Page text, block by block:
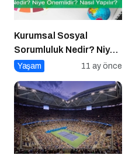
Kurumsal Sosyal
Sorumluluk Nedir? Niye
Önemlidir? Kurumsal
Yapılır?
Yaşam 11 ay önce